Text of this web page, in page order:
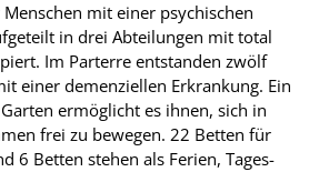
mit einer psychischen
in drei Abteilungen mit total
Im Parterre entstanden zwölf
einer demenziellen Erkrankung. Ein
ermöglicht es ihnen, sich in
frei zu bewegen. 22 Betten für
6 Betten stehen als Ferien, Tages-